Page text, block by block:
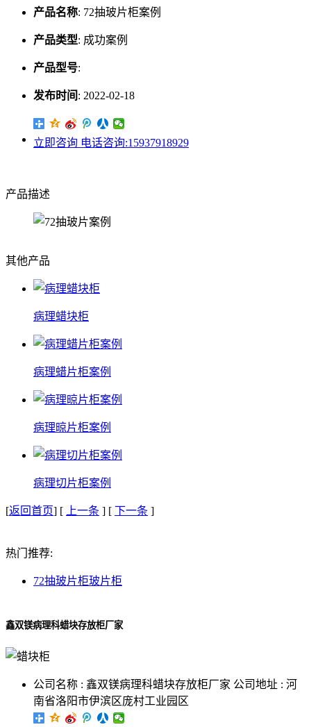
产品名称: 72抽玻片柜案例
产品类型: 成功案例
产品型号:
发布时间 : 2022-02-18
立即咨询 电话咨询:15937918929
产品描述
其他产品
病理蜡块柜
病理蜡片柜案例
病理晾片柜案例
病理切片柜案例
[返回首页] [ 上一条 ] [ 下一条 ]
热门推荐:
72抽玻片柜玻片柜
鑫双镁病理科蜡块存放柜厂家
公司名称 : 鑫双镁病理科蜡块存放柜厂家 公司地址 : 河
南省洛阳市伊滨区庞村工业园区